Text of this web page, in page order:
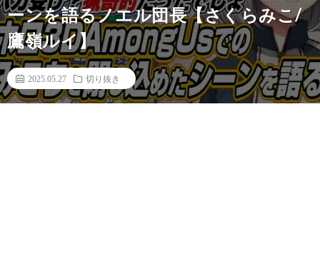
ーンを語るノエル団長【さくらみこ/
鷹嶺ルイ】
2025.05.27 切り抜き